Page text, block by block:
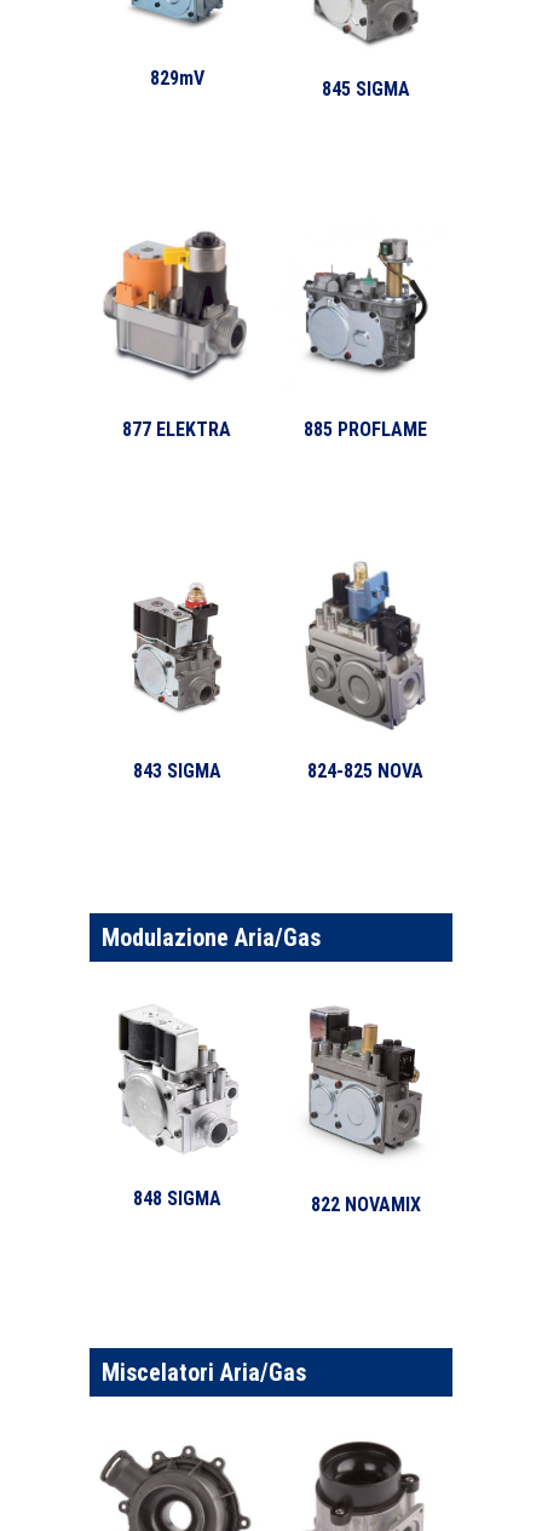
829mV 845 SIGMA
877 ELEKTRA 885 PROFLAME
843 SIGMA 824-825 NOVA
Modulazione Aria/Gas
848 SIGMA 822 NOVAMIX
Miscelatori Aria/Gas